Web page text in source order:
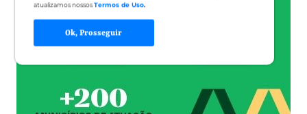
atualizamos nossosTermos de Uso.
Ok, Prosseguir